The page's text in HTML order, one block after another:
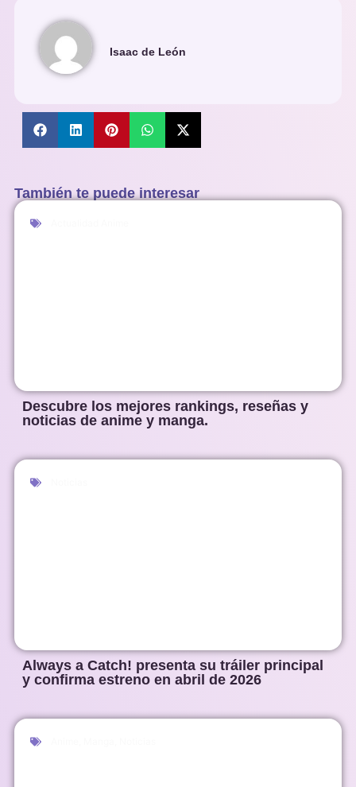
Isaac de León
También te puede interesar
Descubre los mejores rankings, reseñas y
noticias de anime y manga.
Always a Catch! presenta su tráiler principal
y confirma estreno en abril de 2026